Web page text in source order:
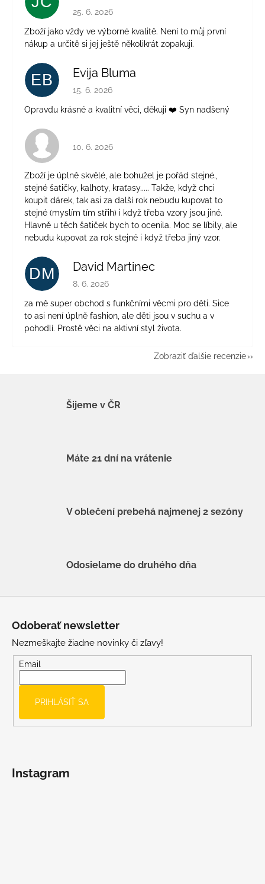
Hodnotenie obchodu je 5 z 5 hviezdičiek.
25. 6. 2026
Zboží jako vždy ve výborné kvalitě. Není to můj první
nákup a určitě si jej ještě několikrát zopakuji.
EB Evija Bluma
Hodnotenie obchodu je 5 z 5 hviezdičiek.
15. 6. 2026
Opravdu krásné a kvalitní věci, děkuji ❤️ Syn nadšený
Hodnotenie obchodu je 4 z 5 hviezdičiek.
10. 6. 2026
Zboží je úplně skvělé, ale bohužel je pořád stejné.,
stejné šatičky, kalhoty, kraťasy..... Takže, když chci
koupit dárek, tak asi za další rok nebudu kupovat to
stejné (myslím tím střih) i když třeba vzory jsou jiné.
Hlavně u těch šatiček bych to ocenila. Moc se líbily, ale
nebudu kupovat za rok stejné i když třeba jiný vzor.
DM David Martinec
Hodnotenie obchodu je 5 z 5 hviezdičiek.
8. 6. 2026
za mě super obchod s funkčními věcmi pro děti. Sice
to asi není úplně fashion, ale děti jsou v suchu a v
pohodlí. Prostě věci na aktivní styl života.
Zobraziť ďalšie recenzie
Šijeme v ČR
Máte 21 dní na vrátenie
V oblečení prebehá najmenej 2 sezóny
Odosielame do druhého dňa
Odoberať newsletter
Nezmeškajte žiadne novinky či zľavy!
Email
PRIHLÁSIŤ SA
Instagram